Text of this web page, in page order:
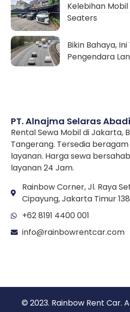
PT. Alnajma Selaras Abadi
Rental Sewa Mobil di Jakarta,
Tangerang. Tersedia
layanan. Harga sewa
layanan 24 Jam.
Rainbow Corner, Jl. Raya
Cipayung, Jakarta Timur
+62 8191 4400 001
info@rainbowrentcar.com
Kelebihan
Seaters
Bikin Bahaya,
Pengendara
© 2023. Rainbow Rent Car.